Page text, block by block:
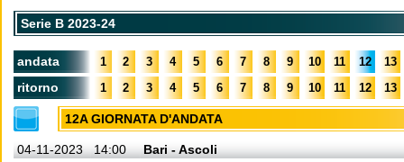
Serie B 2023-24
andata 1 2 3 4 5 6 7 8 9 10 11 12 13
ritorno 1 2 3 4 5 6 7 8 9 10 11 12 13
12A GIORNATA D'ANDATA
04-11-2023 14:00
Bari - Ascoli